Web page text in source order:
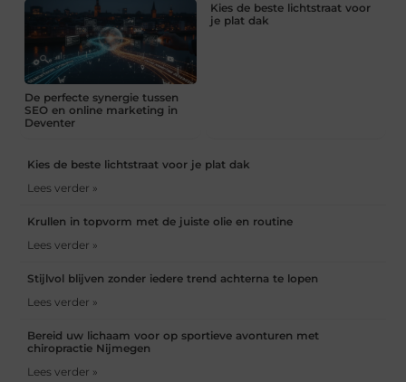
De perfecte synergie tussen
SEO en online marketing in
Deventer
Kies de beste lichtstraat voor
je plat dak
Kies de beste lichtstraat voor je plat dak
Lees verder »
Krullen in topvorm met de juiste olie en routine
Lees verder »
Stijlvol blijven zonder iedere trend achterna te lopen
Lees verder »
Bereid uw lichaam voor op sportieve avonturen met
chiropractie Nijmegen
Lees verder »